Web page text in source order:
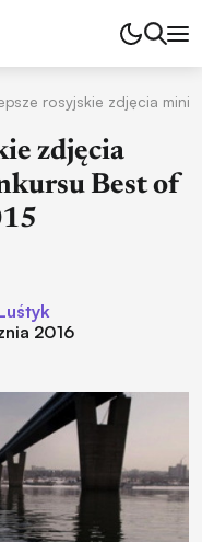
rosyjskie zdjęcia
zdjęcia
Best of
2016